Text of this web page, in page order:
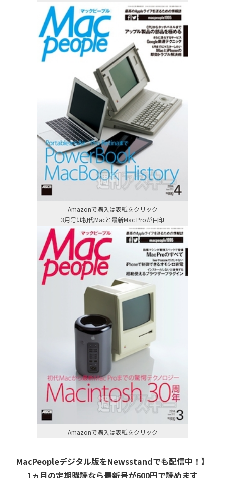
Amazonで購入は表紙をクリック
3月号は初代Macと最新Mac Proが目印
Amazonで購入は表紙をクリック
MacPeopleデジタル版をNewsstandでも配信中！】
1ヵ月の定期購読なら最新号が600円で読めます